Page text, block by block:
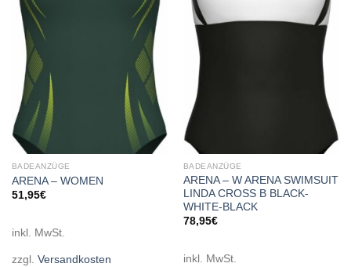
Add to
wishlist
BADEANZÜGE
ARENA – WOMEN
51,95€
inkl. MwSt.
zzgl. Versandkosten
Add to
wishlist
BADEANZÜGE
ARENA – W ARENA SWIMSUIT
LINDA CROSS B BLACK-
WHITE-BLACK
78,95€
inkl. MwSt.